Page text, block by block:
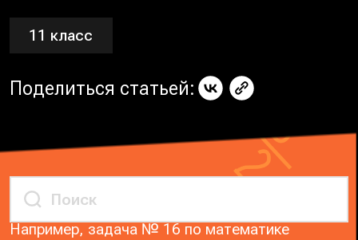
11 класс
Поделиться статьей:
Например, задача № 16 по математике